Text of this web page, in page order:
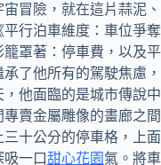
冒險，就在這片蒜泥、
行泊車維度：車位爭奪
罩著：停車費，以及平
了他所有的駕駛焦慮，
他面臨的是城市傳說中
賣金屬雕像的畫廊之間
十公分的停車格，上面
一口甜心花園 氣。將車